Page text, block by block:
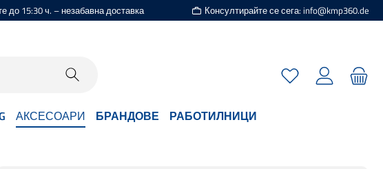
до 15:30 ч. – незабавна доставка Консултирайте се сега: info@kmp360.de
Имате 0
АКСЕСОАРИ БРАНДОВЕ РАБОТИЛНИЦИ